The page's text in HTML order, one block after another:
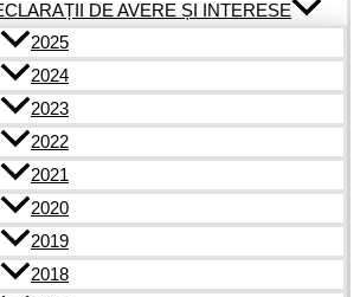
DE AVERE ȘI INTERESE
2025
2024
2023
2022
2021
2020
2019
2018